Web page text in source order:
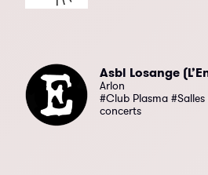
Asbl Losange
Arlon
#Club Plasma
concerts